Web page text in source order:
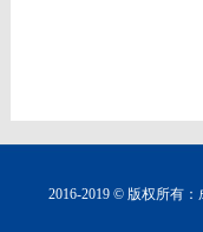
2016-2019 © 版权所有